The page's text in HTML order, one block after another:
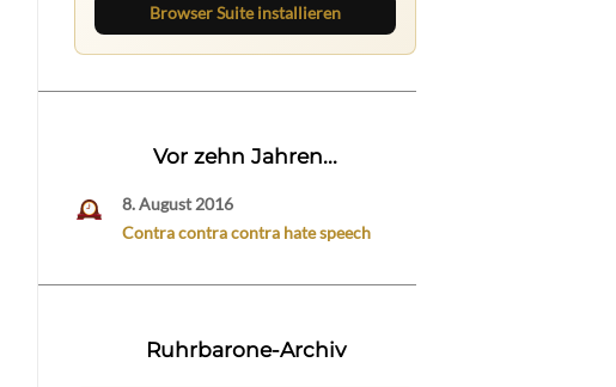
Browser Suite installieren
Vor zehn Jahren...
8. August 2016
Contra contra contra hate speech
Ruhrbarone-Archiv